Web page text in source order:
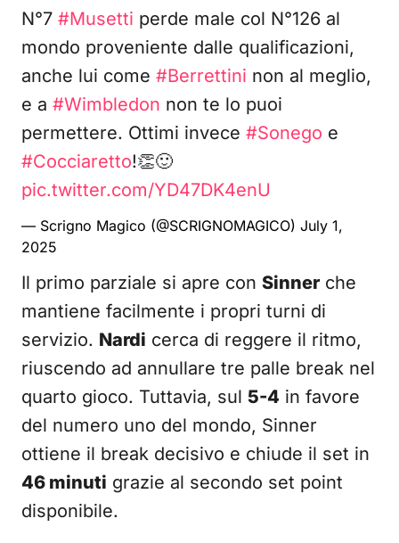
N°7 #Musetti perde male col N°126 al
mondo proveniente dalle qualificazioni,
anche lui come #Berrettini non al meglio,
e a #Wimbledon non te lo puoi
permettere. Ottimi invece #Sonego e
#Cocciaretto!👏🙂
pic.twitter.com/YD47DK4enU
— Scrigno Magico (@SCRIGNOMAGICO) July 1,
2025
Il primo parziale si apre con Sinner che
mantiene facilmente i propri turni di
servizio. Nardi cerca di reggere il ritmo,
riuscendo ad annullare tre palle break nel
quarto gioco. Tuttavia, sul 5-4 in favore
del numero uno del mondo, Sinner
ottiene il break decisivo e chiude il set in
46 minuti grazie al secondo set point
disponibile.